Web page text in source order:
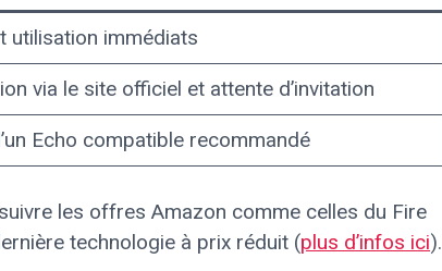
utilisation immédiats
via le site officiel et attente d’invitation
Echo compatible recommandé
les offres Amazon comme celles du Fire
technologie à prix réduit (plus d’infos ici).